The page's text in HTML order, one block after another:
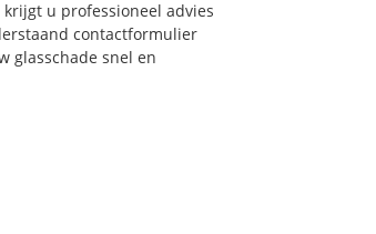
u professioneel advies
contactformulier
glasschade snel en